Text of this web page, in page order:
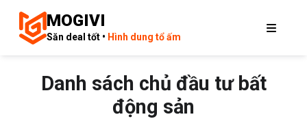
MOGIVI
Săn deal tốt • Hình dung tổ ấm
Danh sách chủ đầu tư bất
động sản